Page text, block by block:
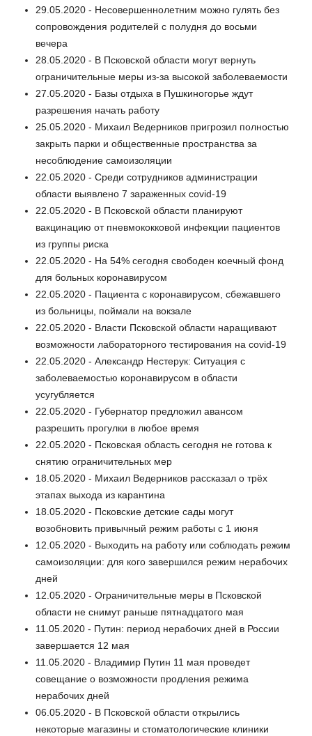
29.05.2020 - Несовершеннолетним можно гулять без
сопровождения родителей с полудня до восьми
вечера
28.05.2020 - В Псковской области могут вернуть
ограничительные меры из-за высокой заболеваемости
27.05.2020 - Базы отдыха в Пушкиногорье ждут
разрешения начать работу
25.05.2020 - Михаил Ведерников пригрозил полностью
закрыть парки и общественные пространства за
несоблюдение самоизоляции
22.05.2020 - Среди сотрудников администрации
области выявлено 7 зараженных covid-19
22.05.2020 - В Псковской области планируют
вакцинацию от пневмококковой инфекции пациентов
из группы риска
22.05.2020 - На 54% сегодня свободен коечный фонд
для больных коронавирусом
22.05.2020 - Пациента с коронавирусом, сбежавшего
из больницы, поймали на вокзале
22.05.2020 - Власти Псковской области наращивают
возможности лабораторного тестирования на covid-19
22.05.2020 - Александр Нестерук: Ситуация с
заболеваемостью коронавирусом в области
усугубляется
22.05.2020 - Губернатор предложил авансом
разрешить прогулки в любое время
22.05.2020 - Псковская область сегодня не готова к
снятию ограничительных мер
18.05.2020 - Михаил Ведерников рассказал о трёх
этапах выхода из карантина
18.05.2020 - Псковские детские сады могут
возобновить привычный режим работы с 1 июня
12.05.2020 - Выходить на работу или соблюдать режим
самоизоляции: для кого завершился режим нерабочих
дней
12.05.2020 - Ограничительные меры в Псковской
области не снимут раньше пятнадцатого мая
11.05.2020 - Путин: период нерабочих дней в России
завершается 12 мая
11.05.2020 - Владимир Путин 11 мая проведет
совещание о возможности продления режима
нерабочих дней
06.05.2020 - В Псковской области открылись
некоторые магазины и стоматологические клиники